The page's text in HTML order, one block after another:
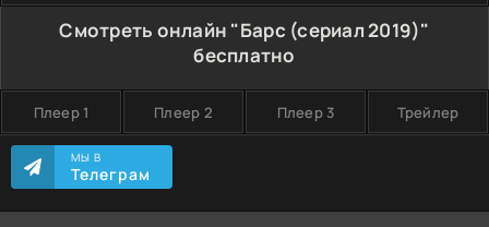
Смотреть онлайн "Барс (сериал 2019)"
бесплатно
Плеер 1 Плеер 2 Плеер 3 Трейлер
МЫ В
Телеграм